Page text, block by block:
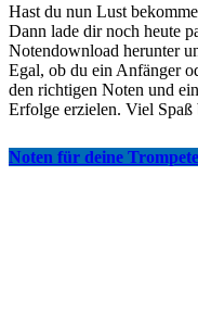
Hast du nun Lust
Dann lade dir noch heute
Notendownload herunter
Egal, ob du ein Anfänger
den richtigen Noten und
Erfolge erzielen. Viel
Noten für deine Trompete